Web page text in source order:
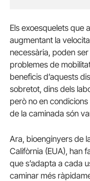
Els exoesquelets que
augmentant la
necessària, poden
problemes de
beneficis d’aquests
sobretot, dins dels
però no en
de la caminada són
Ara, bioenginyers de
Califòrnia (EUA), han
que s’adapta a cada
caminar més